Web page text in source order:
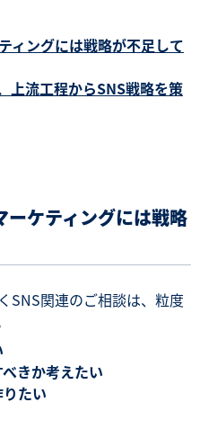
ィングには戦略が不足して
上流工程からSNS戦略を策
ケティングには戦略
SNS関連のご相談は、粒度
きか考えたい
たい